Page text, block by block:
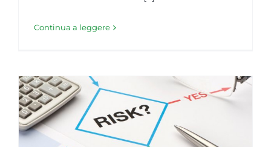
Continua a leggere